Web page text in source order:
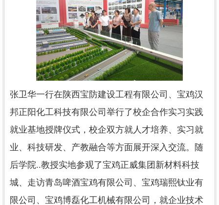
张卫华一行在陕西宝防建设工程有限公司、宝鸡汉
邦正阳化工科技有限公司举行了校企合作实习实践
就业基地授牌仪式，校企双方就人才培养、实习就
业、科技研发、产教融合等方面展开深入交流。随
后学院..教授实地参观了宝鸡正威集团新材料科技
城、走访青岛啤酒宝鸡有限公司、宝鸡瑞熙钛业有
限公司、宝鸡博磊化工机械有限公司，就企业技术